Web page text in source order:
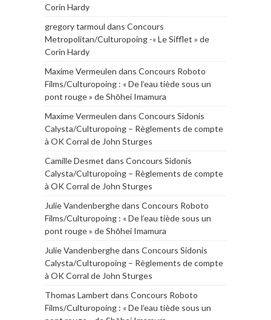
Corin Hardy
gregory tarmoul dans Concours
Metropolitan/Culturopoing -« Le Sifflet » de
Corin Hardy
Maxime Vermeulen dans Concours Roboto
Films/Culturopoing : « De l’eau tiède sous un
pont rouge » de Shōhei Imamura
Maxime Vermeulen dans Concours Sidonis
Calysta/Culturopoing – Règlements de compte
à OK Corral de John Sturges
Camille Desmet dans Concours Sidonis
Calysta/Culturopoing – Règlements de compte
à OK Corral de John Sturges
Julie Vandenberghedans Concours Roboto
Films/Culturopoing : « De l’eau tiède sous un
pont rouge » de Shōhei Imamura
Julie Vandenberghedans Concours Sidonis
Calysta/Culturopoing – Règlements de compte
à OK Corral de John Sturges
Thomas Lambert dans Concours Roboto
Films/Culturopoing : « De l’eau tiède sous un